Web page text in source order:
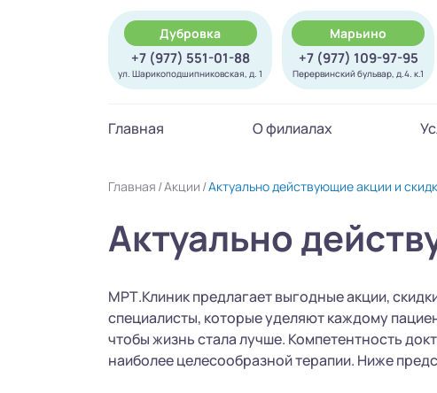
Дубровка
+7 (977) 551-01-88
ул. Шарикоподшипниковская, д. 1
Марьино
+7 (977) 109-97-95
Перервинский бульвар, д.4. к.1
Главная О филиалах
Главная Акции Актуально действующие акции и
Актуально
МРТ.Клиник предлагает выгодные акции,
специалисты, которые уделяют каждому
чтобы жизнь стала лучше. Компетентность
наиболее целесообразной терапии. Ниже